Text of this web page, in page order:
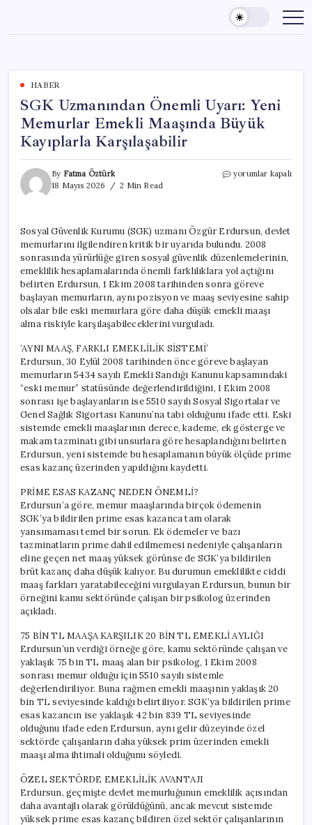
content
HABER
SGK Uzmanından Önemli Uyarı: Yeni
Memurlar Emekli Maaşında Büyük
Kayıplarla Karşılaşabilir
By Fatma Öztürk
18 Mayıs 2026
2 Min Read
SGK
Memurlar
Emekli
Maaşında
Büyük
Kayıplarla
Karşılaşabilir
için
yorumlar kapalı
Sosyal Güvenlik Kurumu (SGK) uzmanı Özgür Erdursun, devlet
memurlarını ilgilendiren kritik bir uyarıda bulundu. 2008
sonrasında yürürlüğe giren sosyal güvenlik düzenlemelerinin,
emeklilik hesaplamalarında önemli farklılıklara yol açtığını
belirten Erdursun, 1 Ekim 2008 tarihinden sonra göreve
başlayan memurların, aynı pozisyon ve maaş seviyesine sahip
olsalar bile eski memurlara göre daha düşük emekli maaşı
alma riskiyle karşılaşabileceklerini vurguladı.
‘AYNI MAAŞ, FARKLI EMEKLİLİK SİSTEMİ’
Erdursun, 30 Eylül 2008 tarihinden önce göreve başlayan
memurların 5434 sayılı Emekli Sandığı Kanunu kapsamındaki
“eski memur” statüsünde değerlendirildiğini, 1 Ekim 2008
sonrası işe başlayanların ise 5510 sayılı Sosyal Sigortalar ve
Genel Sağlık Sigortası Kanunu’na tabi olduğunu ifade etti. Eski
sistemde emekli maaşlarının derece, kademe, ek gösterge ve
makam tazminatı gibi unsurlara göre hesaplandığını belirten
Erdursun, yeni sistemde bu hesaplamanın büyük ölçüde prime
esas kazanç üzerinden yapıldığını kaydetti.
PRİME ESAS KAZANÇ NEDEN ÖNEMLİ?
Erdursun’a göre, memur maaşlarında birçok ödemenin
SGK’ya bildirilen prime esas kazanca tam olarak
yansımaması temel bir sorun. Ek ödemeler ve bazı
tazminatların prime dahil edilmemesi nedeniyle çalışanların
eline geçen net maaş yüksek görünse de SGK’ya bildirilen
brüt kazanç daha düşük kalıyor. Bu durumun emeklilikte ciddi
maaş farkları yaratabileceğini vurgulayan Erdursun, bunun bir
örneğini kamu sektöründe çalışan bir psikolog üzerinden
açıkladı.
75 BİN TL MAAŞA KARŞILIK 20 BİN TL EMEKLİ AYLIĞI
Erdursun’un verdiği örneğe göre, kamu sektöründe çalışan ve
yaklaşık 75 bin TL maaş alan bir psikolog, 1 Ekim 2008
sonrası memur olduğu için 5510 sayılı sistemle
değerlendiriliyor. Buna rağmen emekli maaşının yaklaşık 20
bin TL seviyesinde kaldığı belirtiliyor. SGK’ya bildirilen prime
esas kazancın ise yaklaşık 42 bin 839 TL seviyesinde
olduğunu ifade eden Erdursun, aynı gelir düzeyinde özel
sektörde çalışanların daha yüksek prim üzerinden emekli
maaşı alma ihtimali olduğunu söyledi.
ÖZEL SEKTÖRDE EMEKLİLİK AVANTAJI
Erdursun, geçmişte devlet memurluğunun emeklilik açısından
daha avantajlı olarak görüldüğünü, ancak mevcut sistemde
yüksek prime esas kazanç bildiren özel sektör çalışanlarının